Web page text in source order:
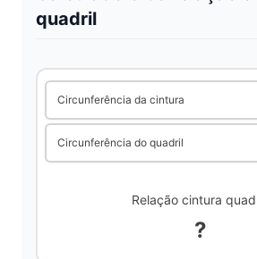
o
quadril
Circunferência da cintura
Circunferência do quadril
Relação cintura
?